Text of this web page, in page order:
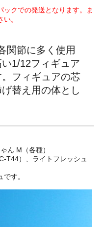
クでの発送となります。ま
。
関節に多く使用
1/12フィギュア
フィギュアの芯
替え用の体とし
ん M（各種）
T44）、ライトフレッシュ
す。